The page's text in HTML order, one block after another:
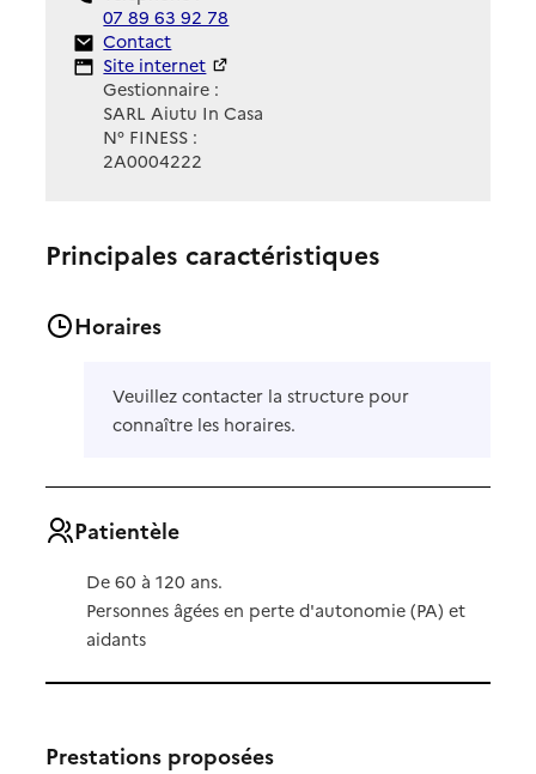
07 89 63 92 78
Contact
Contact
Site Internet
Site internet
Gestionnaire :
SARL Aiutu In Casa
N° FINESS :
2A0004222
Principales caractéristiques
Horaires
Veuillez contacter la structure pour
connaître les horaires.
Patientèle
De 60 à 120 ans.
Personnes âgées en perte d'autonomie (PA) et
aidants
Prestations proposées